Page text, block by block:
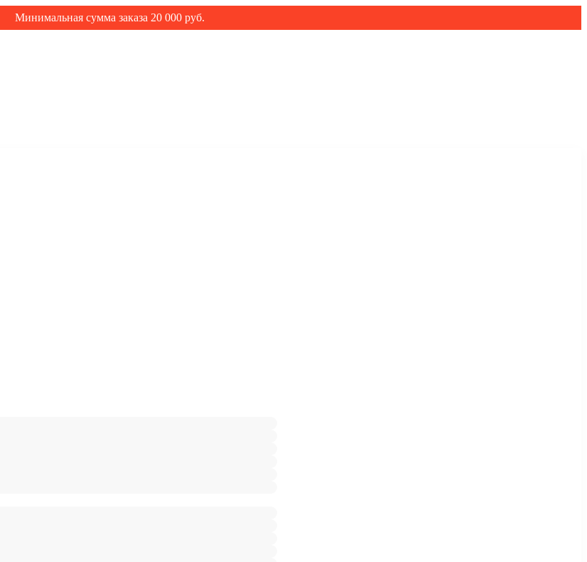
Минимальная сумма заказа 20 000 руб.